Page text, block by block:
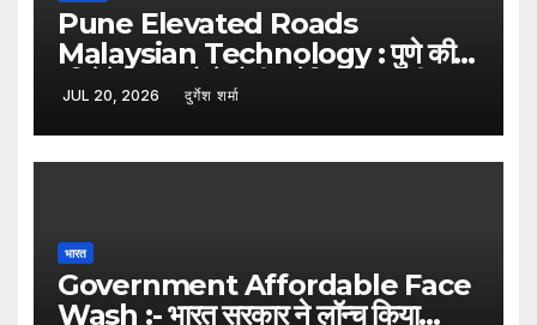
Pune Elevated Roads
Malaysian Technology : पुणे की
एलिवेटेड सड़कों में होगी मलेशियाई तकनीक
का इस्तेमाल, कम पिलर से बनेगा आधुनिक
इंफ्रास्ट्रक्चर: नितिन गडकरी
JUL 20, 2026 दुर्गेश शर्मा
भारत
Government Affordable Face
Wash :- भारत सरकार ने लॉन्च किया